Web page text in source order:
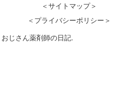
＜サイトマップ＞
＜プライバシーポリシー＞
じさん薬剤師の日記.